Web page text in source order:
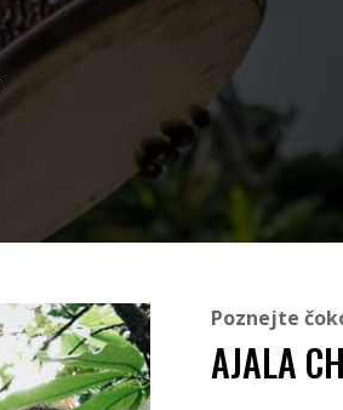
Poznejte
AJALA